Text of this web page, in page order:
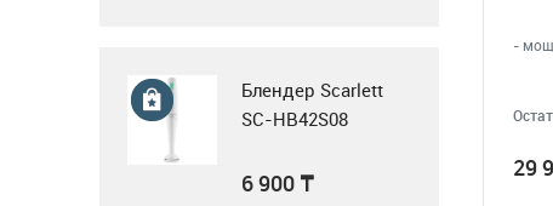
Блендер Scarlett
SC-HB42S08
6 900 ₸
354 000 ₸
-
29